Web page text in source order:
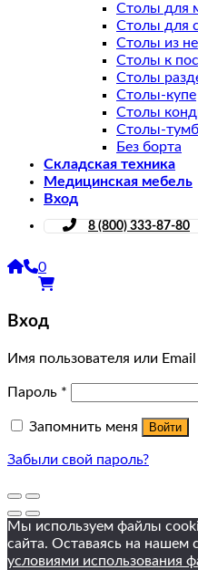
Столы для
Столы для
Столы из
Столы к
Столы
Столы-купе
Столы
Столы-
Без борта
Складская техника
Медицинская мебель
Вход
8 (800) 333-87-80
0
Вход
Имя пользователя или Email
Пароль *
Запомнить меня Войти
Забыли свой пароль?
Мы используем файлы
сайта. Оставаясь на нашем
условиями использования